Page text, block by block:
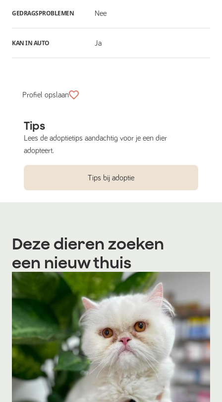
GEDRAGSPROBLEMEN Nee
KAN IN AUTO Ja
Profiel opslaan
Tips
Lees de adoptietips aandachtig voor je een dier
adopteert.
Tips bij adoptie
Deze dieren zoeken
een nieuw thuis